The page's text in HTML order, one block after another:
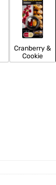
Cranberry &
Cookie